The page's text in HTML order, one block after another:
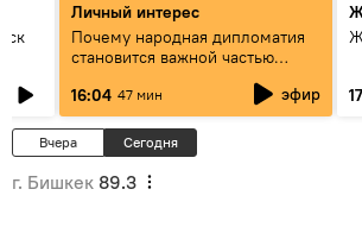
Личный интерес
Почему народная дипломатия
становится важной частью
сотрудничества
16:04 47 мин эфир
Вчера Сегодня
г. Бишкек 89.3